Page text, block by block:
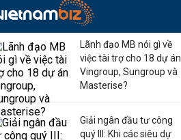
Lãnh đạo MB nói gì về
việc tài trợ cho 18 dự án
Vingroup, Sungroup và
Masterise?
Giải ngân đầu tư công
quý III: Khi các siêu dự